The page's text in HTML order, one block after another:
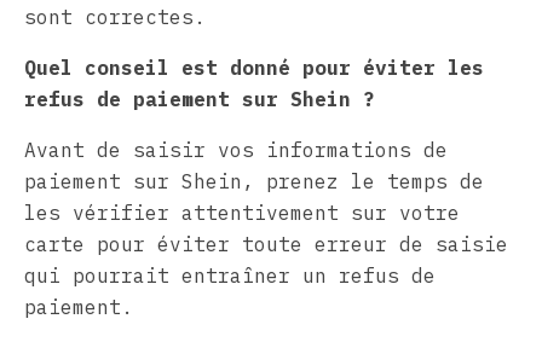
sont correctes.
Quel conseil est donné pour éviter les
refus de paiement sur Shein ?
Avant de saisir vos informations de
paiement sur Shein, prenez le temps de
les vérifier attentivement sur votre
carte pour éviter toute erreur de saisie
qui pourrait entraîner un refus de
paiement.